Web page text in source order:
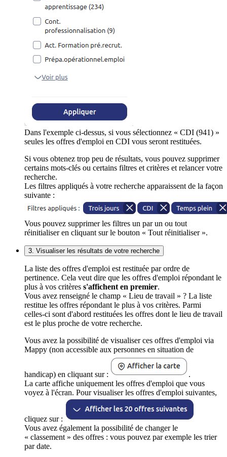
Dans l'exemple ci-dessus, si vous sélectionnez « CDI (941) »
seules les offres d'emploi en CDI vous seront restituées.
Si vous obtenez trop peu de résultats, vous pouvez supprimer
certains mots-clés ou certains filtres et critères et relancer votre
recherche.
Les filtres appliqués à votre recherche apparaissent de la façon
suivante :
Vous pouvez supprimer les filtres un par un ou tout
réinitialiser en cliquant sur le bouton « Tout réinitialiser ».
3. Visualiser les résultats de votre recherche
La liste des offres d'emploi est restituée par ordre de
pertinence. Cela veut dire que les offres d'emploi répondant le
plus à vos critères s'affichent en premier.
Vous avez renseigné le champ « Lieu de travail » ? La liste
restitue les offres répondant le plus à vos critères. Parmi
celles-ci sont d'abord restituées les offres dont le lieu de travail
est le plus proche de votre recherche.
Vous avez la possibilité de visualiser ces offres d'emploi via
Mappy (non accessible aux personnes en situation de
handicap) en cliquant sur :
.
La carte affiche uniquement les offres d'emploi que vous
voyez à l'écran. Pour visualiser les offres d'emploi suivantes,
cliquez sur :
Vous avez également la possibilité de changer le
« classement » des offres : vous pouvez par exemple les trier
par date.